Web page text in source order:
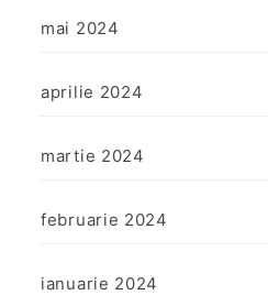
mai 2024
aprilie 2024
martie 2024
februarie 2024
ianuarie 2024